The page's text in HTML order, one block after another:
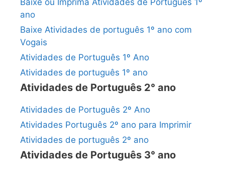
ano
Baixe Atividades de português 1º ano com
Vogais
Atividades de Português 1º Ano
Atividades de português 1º ano
Atividades de Português 2° ano
Atividades de Português 2º Ano
Atividades Português 2º ano para Imprimir
Atividades de português 2º ano
Atividades de Português 3° ano